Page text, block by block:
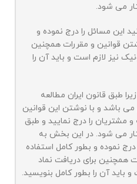
می شود.
این مسائل را درج نموده و
قوانین و مقررات همچنین
نیز لازم است و باید آن را
طبق قانون ایران مطالعه
باشد و با نوشتن این قوانین
مشتریان را درج نمایید و طبق
می شود. در این بخش به
نموده و بطور کامل استفاده
همچنین برای دریافت نماد
و باید آن را بطور کامل بنویسید.